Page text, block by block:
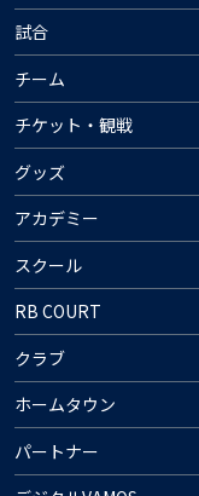
試合
チーム
チケット・観戦
グッズ
アカデミー
スクール
RB COURT
クラブ
ホームタウン
パートナー